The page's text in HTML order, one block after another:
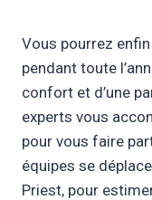
Vous pourrez
pendant toute
confort et d’une
experts vous
pour vous faire
équipes se
Priest, pour